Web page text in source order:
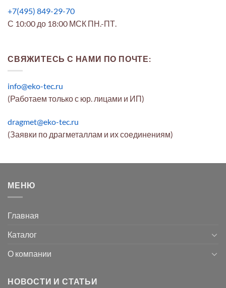
+7(495) 849-29-70
С 10:00 до 18:00 МСК ПН.-ПТ.
СВЯЖИТЕСЬ С НАМИ ПО ПОЧТЕ:
info@eko-tec.ru
(Работаем только с юр. лицами и ИП)
dragmet@eko-tec.ru
(Заявки по драгметаллам и их соединениям)
МЕНЮ
Главная
Каталог
О компании
НОВОСТИ И СТАТЬИ